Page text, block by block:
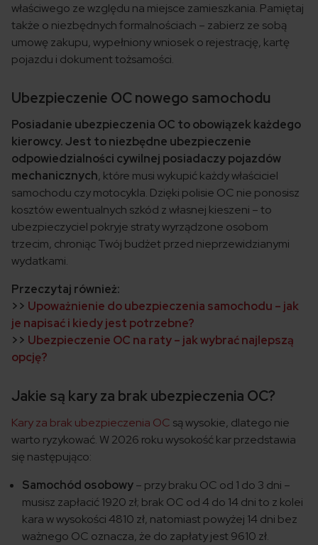
właściwego ze względu na miejsce zamieszkania. Pamiętaj
także o niezbędnych formalnościach – zabierz ze sobą
umowę zakupu, wypełniony wniosek o rejestrację, kartę
pojazdu i dokument tożsamości.
Ubezpieczenie OC nowego samochodu
Posiadanie ubezpieczenia OC to obowiązek każdego
kierowcy. Jest to niezbędne ubezpieczenie
odpowiedzialności cywilnej posiadaczy pojazdów
mechanicznych, które musi wykupić każdy właściciel
samochodu czy motocykla. Dzięki polisie OC nie ponosisz
kosztów ewentualnych szkód z własnej kieszeni – to
ubezpieczyciel pokryje straty wyrządzone osobom
trzecim, chroniąc Twój budżet przed nieprzewidzianymi
wydatkami.
Przeczytaj również:
>> Upoważnienie do ubezpieczenia samochodu – jak
je napisać i kiedy jest potrzebne?
>> Ubezpieczenie OC na raty – jak wybrać najlepszą
opcję?
Jakie są kary za brak ubezpieczenia OC?
Kary za brak ubezpieczenia OC są wysokie, dlatego nie
warto ryzykować. W 2026 roku wysokość kar przedstawia
się następująco:
Samochód osobowy– przy braku OC od 1 do 3 dni –
musisz zapłacić 1920 zł; brak OC od 4 do 14 dni to z kolei
kara w wysokości 4810 zł, natomiast powyżej 14 dni bez
ważnego OC oznacza, że do zapłaty jest 9610 zł.